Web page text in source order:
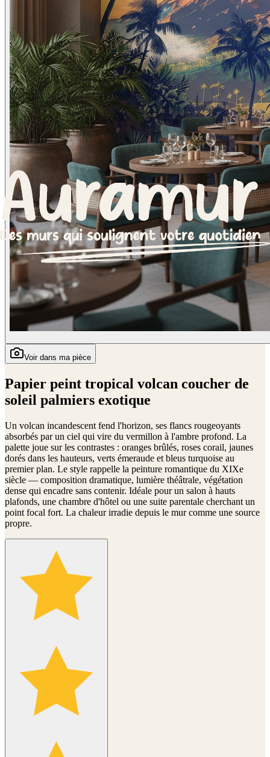
Voir dans ma pièce
Papier peint tropical volcan coucher de
soleil palmiers exotique
Un volcan incandescent fend l'horizon, ses flancs rougeoyants
absorbés par un ciel qui vire du vermillon à l'ambre profond. La
palette joue sur les contrastes : oranges brûlés, roses corail, jaunes
dorés dans les hauteurs, verts émeraude et bleus turquoise au
premier plan. Le style rappelle la peinture romantique du XIXe
siècle — composition dramatique, lumière théâtrale, végétation
dense qui encadre sans contenir. Idéale pour un salon à hauts
plafonds, une chambre d'hôtel ou une suite parentale cherchant un
point focal fort. La chaleur irradie depuis le mur comme une source
propre.